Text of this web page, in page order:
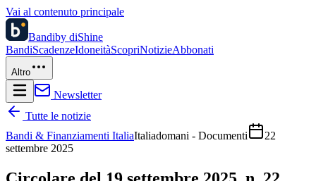
Vai al contenuto principale
Bandiby diShine
BandiScadenzeIdoneitàScopriNotizieAbbonati
Altro
Newsletter
Tutte le notizie
Bandi & Finanziamenti ItaliaItaliadomani - Documenti
22
settembre 2025